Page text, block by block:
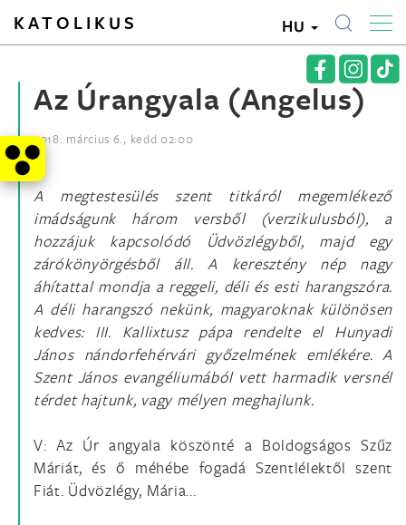
KATOLIKUS HU
Az Úrangyala (Angelus)
2018. március 6., kedd 02:00
A megtestesülés szent titkáról megemlékező
imádságunk három versből (verzikulusból), a
hozzájuk kapcsolódó Üdvözlégyből, majd egy
zárókönyörgésből áll. A keresztény nép nagy
áhítattal mondja a reggeli, déli és esti harangszóra.
A déli harangszó nekünk, magyaroknak különösen
kedves: III. Kallixtusz pápa rendelte el Hunyadi
János nándorfehérvári győzelmének emlékére. A
Szent János evangéliumából vett harmadik versnél
térdet hajtunk, vagy mélyen meghajlunk.
V: Az Úr angyala köszönté a Boldogságos Szűz
Máriát, és ő méhébe fogadá Szentlélektől szent
Fiát. Üdvözlégy, Mária...